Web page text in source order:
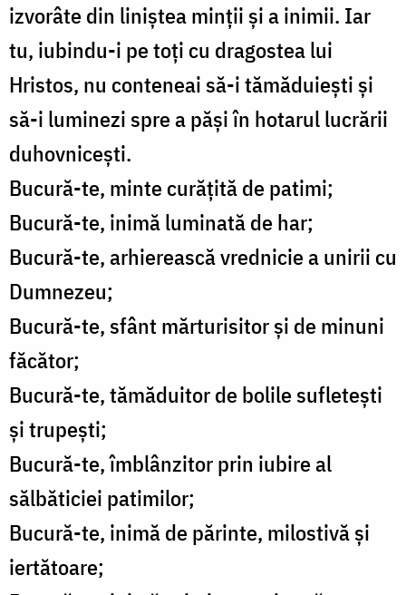
izvorâte din liniștea minții și a inimii. Iar
tu, iubindu-i pe toți cu dragostea lui
Hristos, nu conteneai să-i tămăduiești și
să-i luminezi spre a păși în hotarul lucrării
duhovnicești.
Bucură-te, minte curățită de patimi;
Bucură-te, inimă luminată de har;
Bucură-te, arhierească vrednicie a unirii cu
Dumnezeu;
Bucură-te, sfânt mărturisitor și de minuni
făcător;
Bucură-te, tămăduitor de bolile sufletești
și trupești;
Bucură-te, îmblânzitor prin iubire al
sălbăticiei patimilor;
Bucură-te, inimă de părinte, milostivă și
iertătoare;